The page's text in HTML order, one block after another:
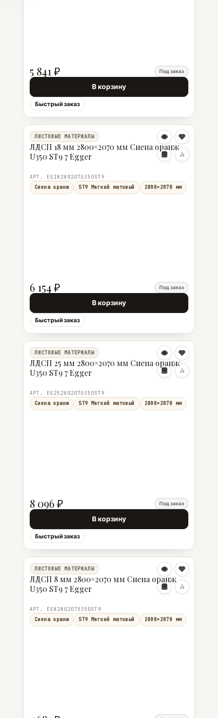
5 841 ₽ Под заказ
В корзину
Быстрый заказ
ЛИСТОВЫЕ МАТЕРИАЛЫ
ЛДСП 18 мм 2800×2070 мм Сиена оранж
U350 ST9 7 Egger
АРТ. EG18280207U350ST9
Сиена оранж
ST9 Мягкий матовый 2800×2070 мм
6 154 ₽ Под заказ
В корзину
Быстрый заказ
ЛИСТОВЫЕ МАТЕРИАЛЫ
ЛДСП 25 мм 2800×2070 мм Сиена оранж
U350 ST9 7 Egger
АРТ. EG25280207U350ST9
Сиена оранж
ST9 Мягкий матовый 2800×2070 мм
8 096 ₽ Под заказ
В корзину
Быстрый заказ
ЛИСТОВЫЕ МАТЕРИАЛЫ
ЛДСП 8 мм 2800×2070 мм Сиена оранж
U350 ST9 7 Egger
АРТ. EG8280207U350ST9
Сиена оранж
ST9 Мягкий матовый 2800×2070 мм